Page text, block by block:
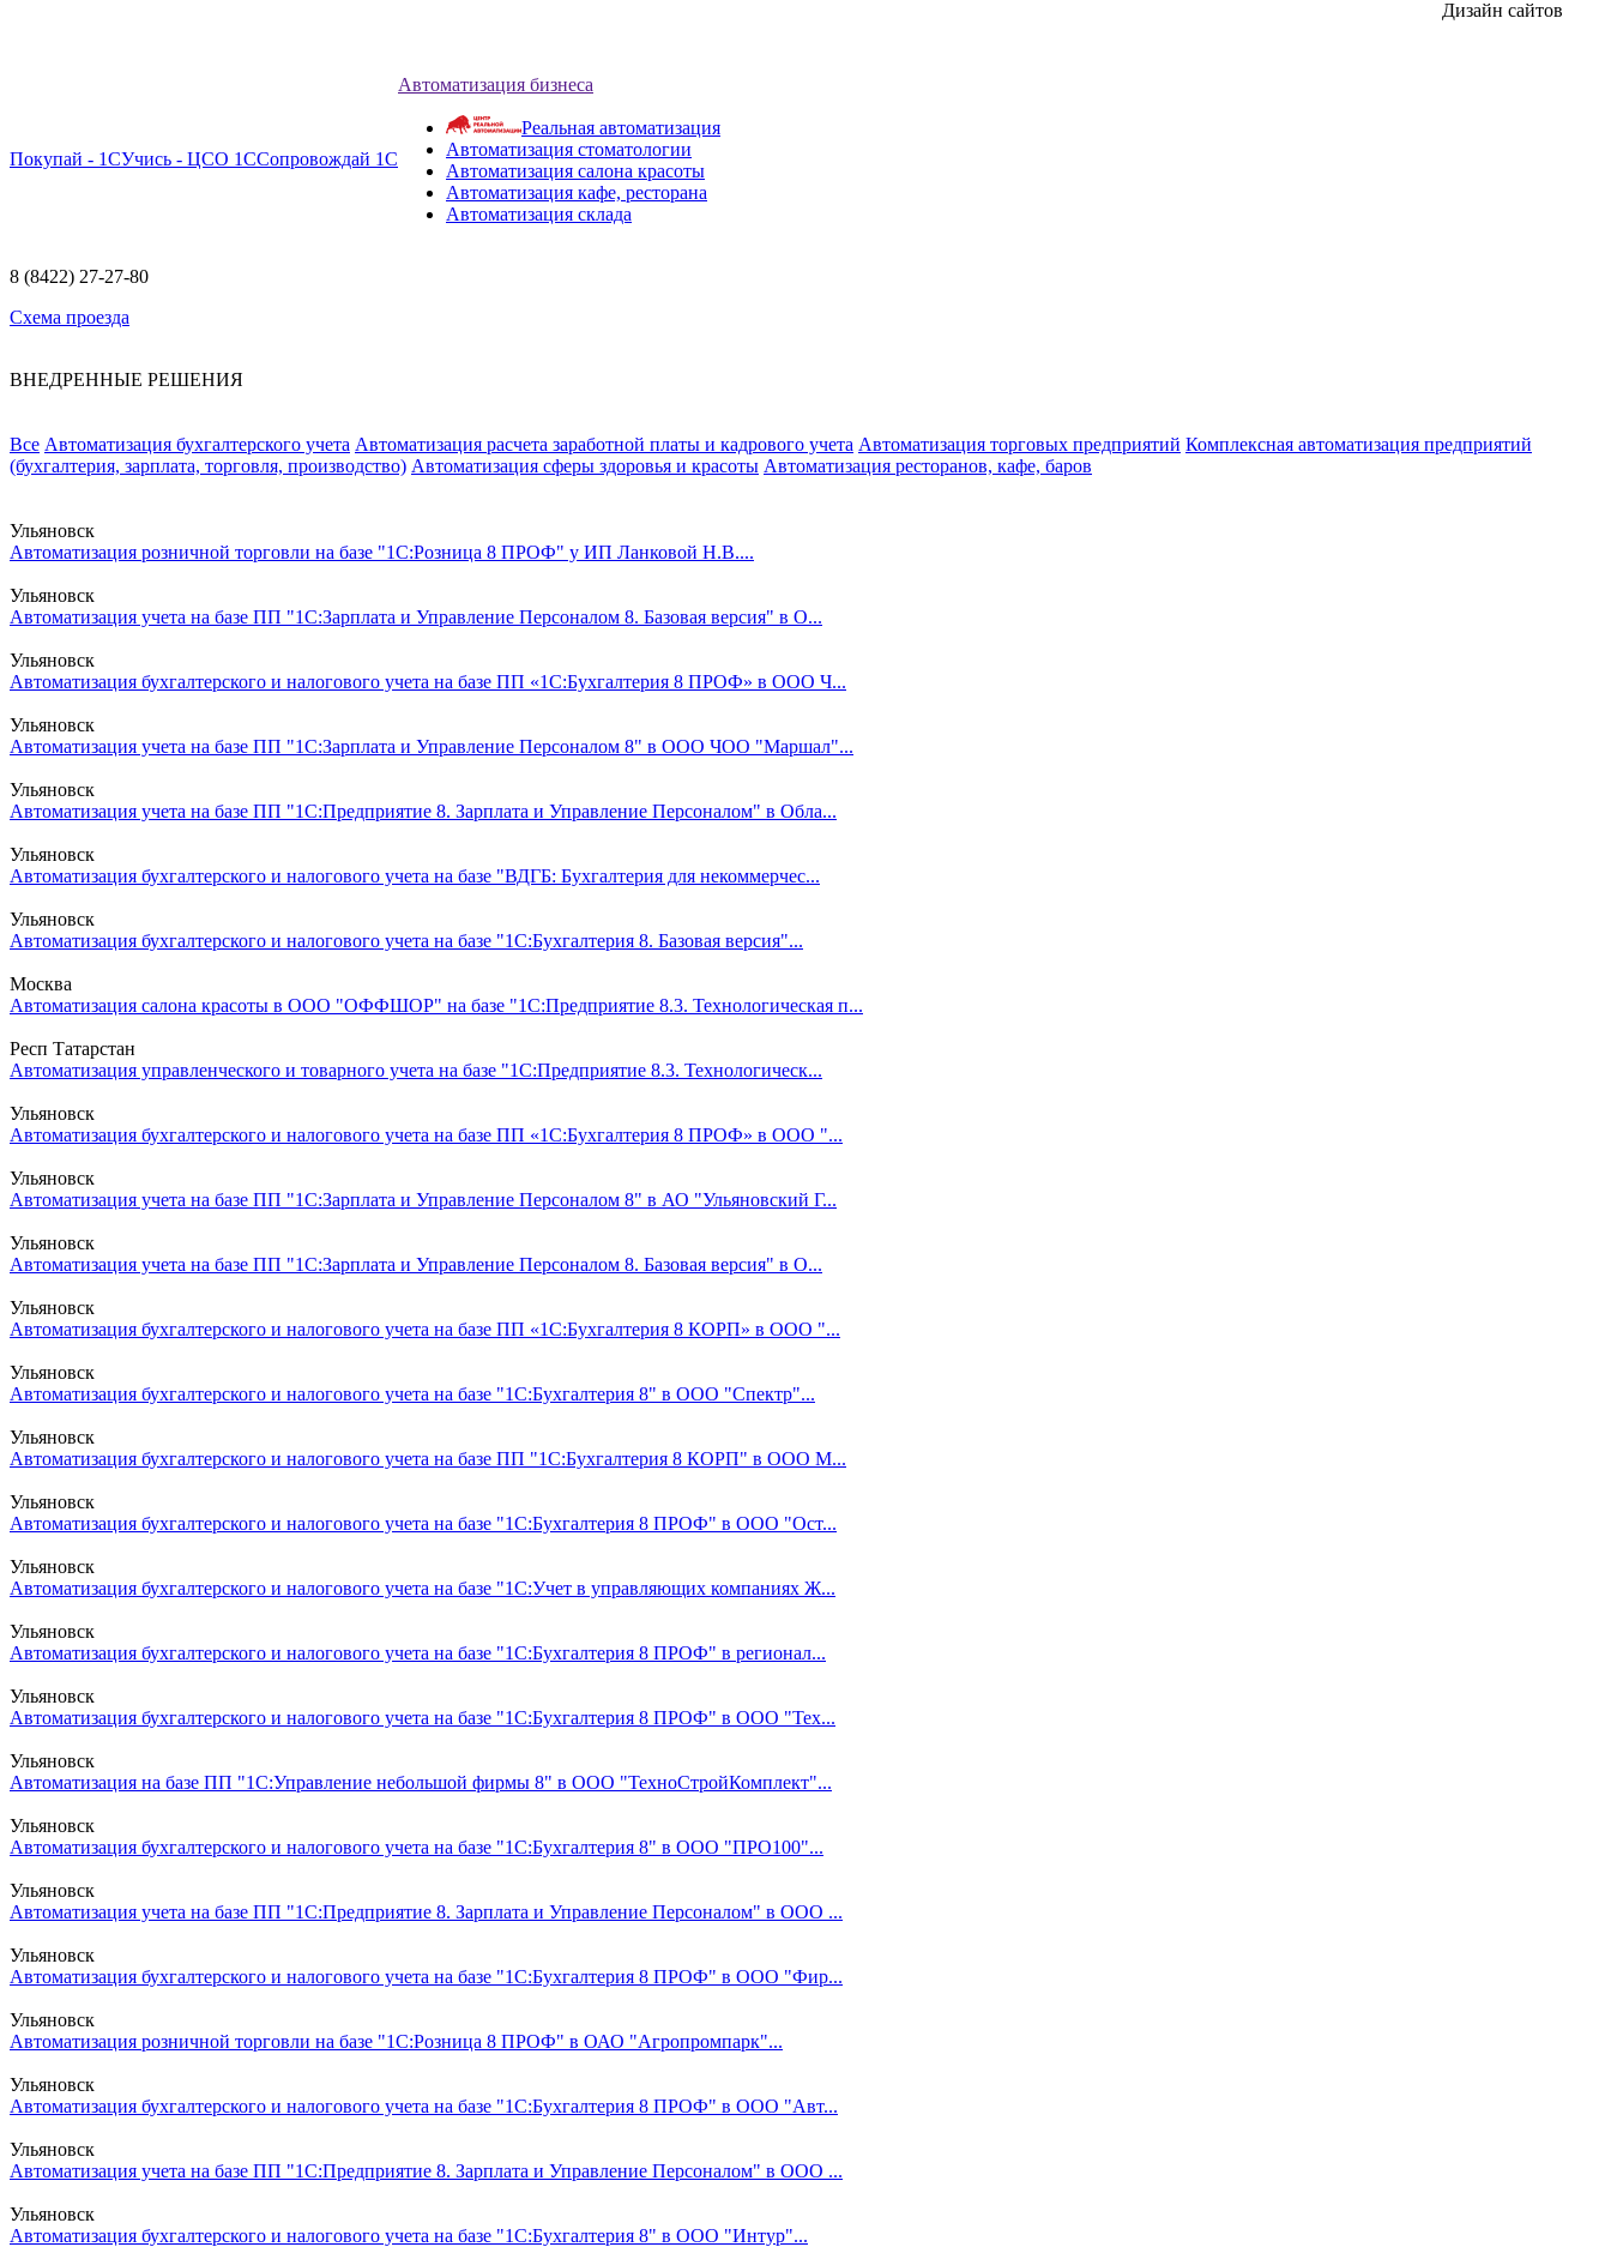
Покупай - 1СУчись - ЦСО 1ССопровождай 1С
Автоматизация бизнеса
Реальная автоматизация
Автоматизация стоматологии
Автоматизация салона красоты
Автоматизация кафе, ресторана
Автоматизация склада
8 (8422) 27-27-80
Схема проезда
ВНЕДРЕННЫЕ РЕШЕНИЯ
Все Автоматизация бухгалтерского учета Автоматизация расчета заработной платы и кадрового учета Автоматизация торговых предприятий Комплексная автоматизация предприятий
(бухгалтерия, зарплата, торговля, производство) Автоматизация сферы здоровья и красоты Автоматизация ресторанов, кафе, баров
Ульяновск
Автоматизация розничной торговли на базе "1С:Розница 8 ПРОФ" у ИП Ланковой Н.В....
Ульяновск
Автоматизация учета на базе ПП "1С:Зарплата и Управление Персоналом 8. Базовая версия" в О...
Ульяновск
Автоматизация бухгалтерского и налогового учета на базе ПП «1С:Бухгалтерия 8 ПРОФ» в ООО Ч...
Ульяновск
Автоматизация учета на базе ПП "1С:Зарплата и Управление Персоналом 8" в ООО ЧОО "Маршал"...
Ульяновск
Автоматизация учета на базе ПП "1С:Предприятие 8. Зарплата и Управление Персоналом" в Обла...
Ульяновск
Автоматизация бухгалтерского и налогового учета на базе "ВДГБ: Бухгалтерия для некоммерчес...
Ульяновск
Автоматизация бухгалтерского и налогового учета на базе "1С:Бухгалтерия 8. Базовая версия"...
Москва
Автоматизация салона красоты в ООО "ОФФШОР" на базе "1С:Предприятие 8.3. Технологическая п...
Респ Татарстан
Автоматизация управленческого и товарного учета на базе "1С:Предприятие 8.3. Технологическ...
Ульяновск
Автоматизация бухгалтерского и налогового учета на базе ПП «1С:Бухгалтерия 8 ПРОФ» в ООО "...
Ульяновск
Автоматизация учета на базе ПП "1С:Зарплата и Управление Персоналом 8" в АО "Ульяновский Г...
Ульяновск
Автоматизация учета на базе ПП "1С:Зарплата и Управление Персоналом 8. Базовая версия" в О...
Ульяновск
Автоматизация бухгалтерского и налогового учета на базе ПП «1С:Бухгалтерия 8 КОРП» в ООО "...
Ульяновск
Автоматизация бухгалтерского и налогового учета на базе "1С:Бухгалтерия 8" в ООО "Спектр"...
Ульяновск
Автоматизация бухгалтерского и налогового учета на базе ПП "1С:Бухгалтерия 8 КОРП" в ООО М...
Ульяновск
Автоматизация бухгалтерского и налогового учета на базе "1С:Бухгалтерия 8 ПРОФ" в ООО "Ост...
Ульяновск
Автоматизация бухгалтерского и налогового учета на базе "1С:Учет в управляющих компаниях Ж...
Ульяновск
Автоматизация бухгалтерского и налогового учета на базе "1С:Бухгалтерия 8 ПРОФ" в регионал...
Ульяновск
Автоматизация бухгалтерского и налогового учета на базе "1С:Бухгалтерия 8 ПРОФ" в ООО "Тех...
Ульяновск
Автоматизация на базе ПП "1С:Управление небольшой фирмы 8" в ООО "ТехноСтройКомплект"...
Ульяновск
Автоматизация бухгалтерского и налогового учета на базе "1С:Бухгалтерия 8" в ООО "ПРО100"...
Ульяновск
Автоматизация учета на базе ПП "1С:Предприятие 8. Зарплата и Управление Персоналом" в ООО ...
Ульяновск
Автоматизация бухгалтерского и налогового учета на базе "1С:Бухгалтерия 8 ПРОФ" в ООО "Фир...
Ульяновск
Автоматизация розничной торговли на базе "1С:Розница 8 ПРОФ" в ОАО "Агропромпарк"...
Ульяновск
Автоматизация бухгалтерского и налогового учета на базе "1С:Бухгалтерия 8 ПРОФ" в ООО "Авт...
Ульяновск
Автоматизация учета на базе ПП "1С:Предприятие 8. Зарплата и Управление Персоналом" в ООО ...
Ульяновск
Автоматизация бухгалтерского и налогового учета на базе "1С:Бухгалтерия 8" в ООО "Интур"...
Дизайн сайтов